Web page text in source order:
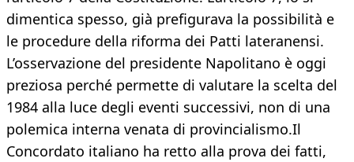
dimentica spesso, già prefigurava la possibilità e
le procedure della riforma dei Patti lateranensi.
L’osservazione del presidente Napolitano è oggi
preziosa perché permette di valutare la scelta del
1984 alla luce degli eventi successivi, non di una
polemica interna venata di provincialismo.Il
Concordato italiano ha retto alla prova dei fatti,